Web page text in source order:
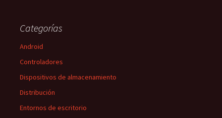
Categorías
Android
Controladores
Dispositivos de almacenamiento
Distribución
Entornos de escritorio